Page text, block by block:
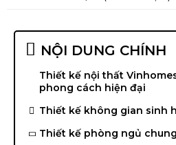
NỘI DUNG CHÍNH
Thiết kế nội thất
phong cách hiện đại
Thiết kế không gian sinh
Thiết kế phòng ngủ